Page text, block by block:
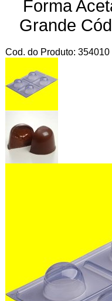
Forma
Grande
Cod. do Produto: 354010